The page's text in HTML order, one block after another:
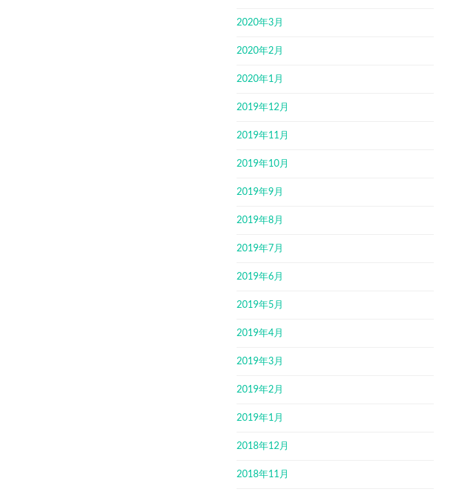
2020年3月
2020年2月
2020年1月
2019年12月
2019年11月
2019年10月
2019年9月
2019年8月
2019年7月
2019年6月
2019年5月
2019年4月
2019年3月
2019年2月
2019年1月
2018年12月
2018年11月